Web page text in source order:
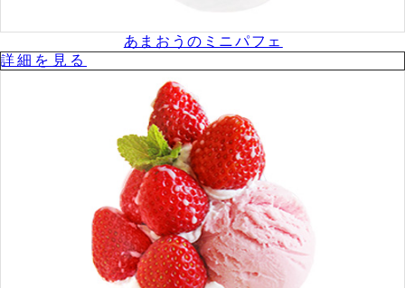
あまおうのミニパフェ
詳細を⾒る